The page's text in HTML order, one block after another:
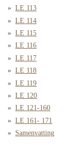
LE 113
LE 114
LE 115
LE 116
LE 117
LE 118
LE 119
LE 120
LE 121-160
LE 161- 171
Samenvatting